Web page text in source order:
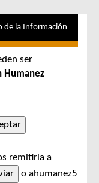
de la Información
ser
Humanez
remitirla a
o ahumanez5